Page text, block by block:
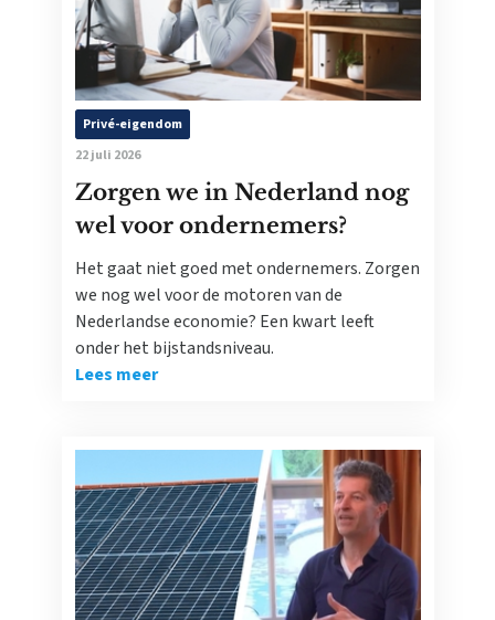
Privé-eigendom
22 juli 2026
Zorgen we in Nederland nog
wel voor ondernemers?
Het gaat niet goed met ondernemers. Zorgen
we nog wel voor de motoren van de
Nederlandse economie? Een kwart leeft
onder het bijstandsniveau.
Lees meer